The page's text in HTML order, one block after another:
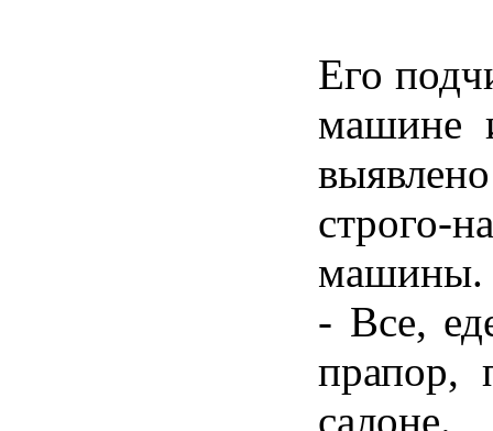
Его
машине
строго-
машины.
- Все,
прапор,
салоне.